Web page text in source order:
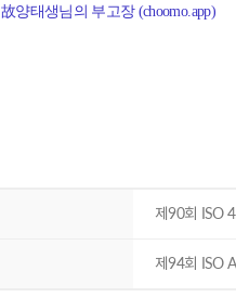
故양태생님의 부고장 (choomo.app)
제90회 ISO
제94회 ISO